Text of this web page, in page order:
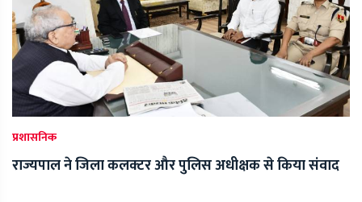
प्रशासनिक
राज्यपाल ने जिला कलक्टर और पुलिस अधीक्षक से किया संवाद